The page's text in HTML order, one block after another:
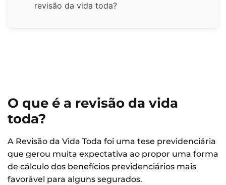
revisão da vida toda?
O que é a revisão da vida
toda?
A Revisão da Vida Toda foi uma tese previdenciária
que gerou muita expectativa ao propor uma forma
de cálculo dos benefícios previdenciários mais
favorável para alguns segurados.